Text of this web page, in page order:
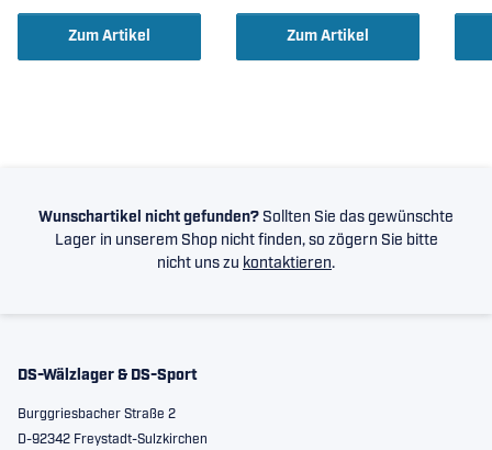
Zum Artikel Zum Artikel
Wunschartikel nicht gefunden? Sollten Sie das gewünschte
Lager in unserem Shop nicht finden, so zögern Sie bitte
nicht uns zu kontaktieren.
DS-Wälzlager & DS-Sport
Burggriesbacher Straße 2
D-92342 Freystadt-Sulzkirchen